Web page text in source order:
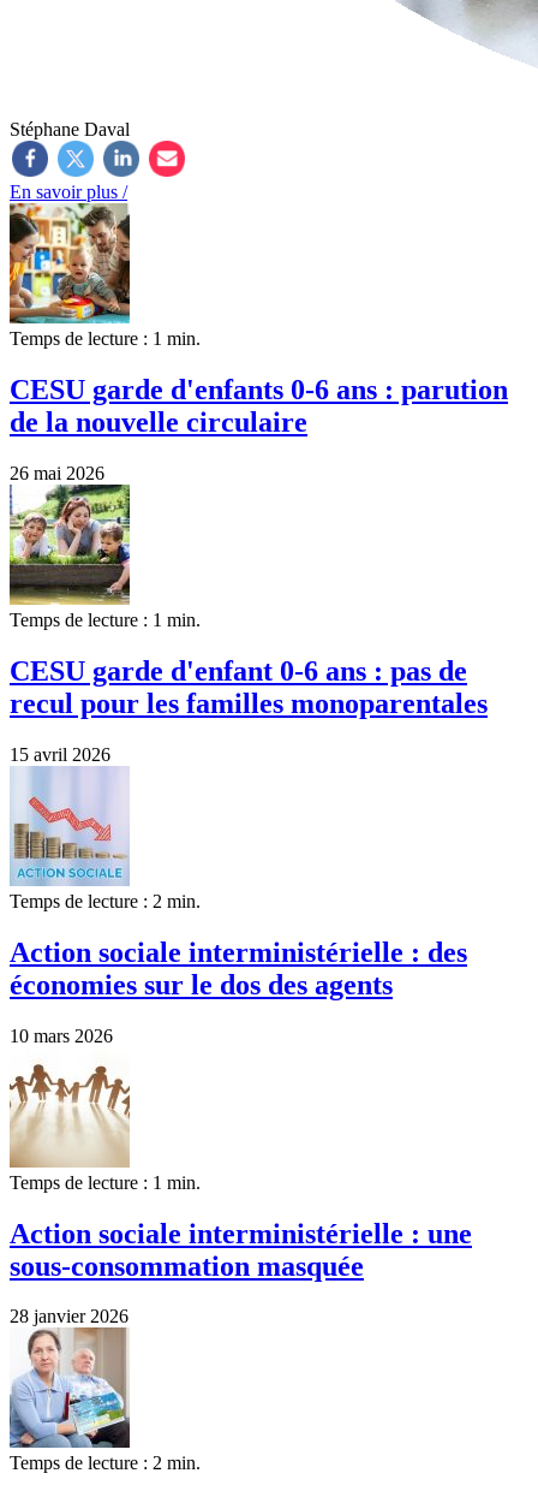
Stéphane Daval
En savoir plus /
Temps de lecture : 1 min.
CESU garde d'enfants 0-6 ans : parution
de la nouvelle circulaire
26 mai 2026
Temps de lecture : 1 min.
CESU garde d'enfant 0-6 ans : pas de
recul pour les familles monoparentales
15 avril 2026
Temps de lecture : 2 min.
Action sociale interministérielle : des
économies sur le dos des agents
10 mars 2026
Temps de lecture : 1 min.
Action sociale interministérielle : une
sous-consommation masquée
28 janvier 2026
Temps de lecture : 2 min.